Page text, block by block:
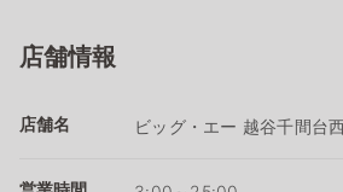
店舗情報
店舗名 ビッグ・エー 越谷千間台